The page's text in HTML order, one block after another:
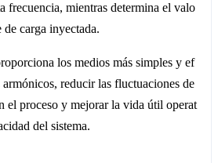
frecuencia, mientras determina el valo
carga inyectada.
los medios más simples y ef
reducir las fluctuaciones de
el proceso y mejorar la vida útil operat
del sistema.